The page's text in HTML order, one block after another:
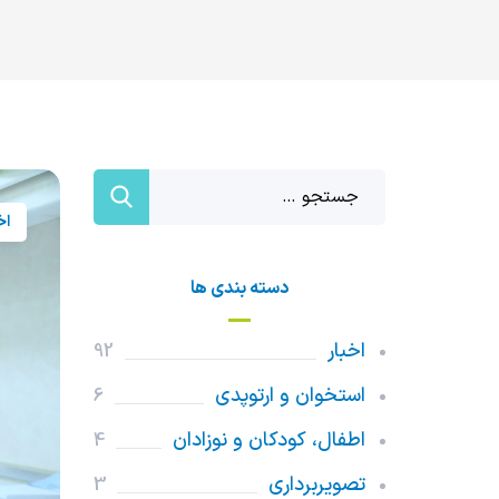
دسته بندی ها
اخبار 92
استخوان و ارتوپدی 6
اطفال، کودکان و نوزادان 4
تصویربرداری 3